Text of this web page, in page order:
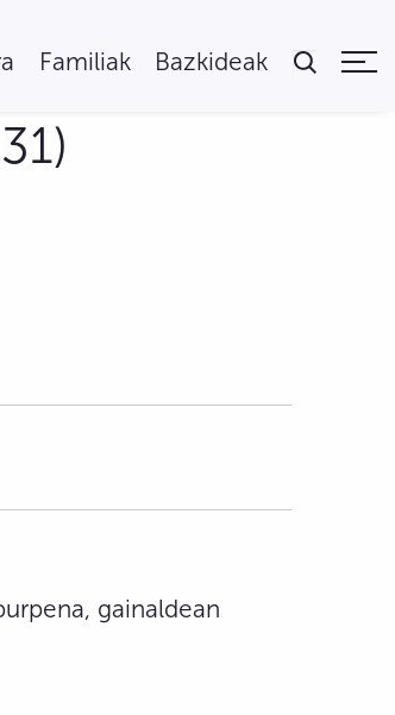
Familiak Bazkideak
gainaldean